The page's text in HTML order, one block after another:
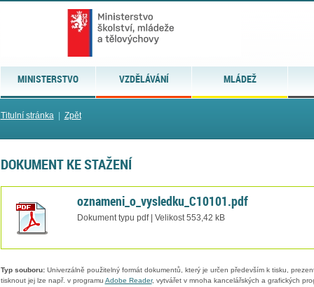
MINISTERSTVO VZDĚLÁVÁNÍ MLÁDEŽ
Titulní stránka| Zpět
DOKUMENT KE STAŽENÍ
oznameni_o_vysledku_C10101.pdf
Dokument typu pdf | Velikost 553,42 kB
Typ souboru:Univerzálně použitelný formát dokumentů, který je určen především k tisku,
tisknout jej lze např. v programu Adobe Reader, vytvářet v mnoha kancelářských a grafických